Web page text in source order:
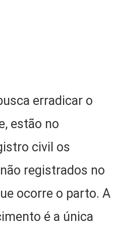
erradicar o
estão no
civil os
registrados no
ocorre o parto. A
é a única